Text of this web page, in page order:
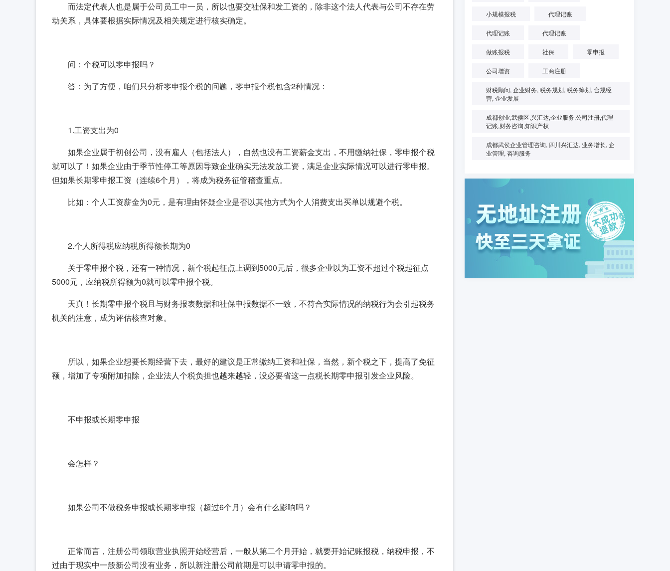
而法定代表人也是属于公司员工中一员，所以也要交社保和发工资的，除非这个法人代表与公司不存在劳
动关系，具体要根据实际情况及相关规定进行核实确定。
问：个税可以零申报吗？
答：为了方便，咱们只分析零申报个税的问题，零申报个税包含2种情况：
1.工资支出为0
如果企业属于初创公司，没有雇人（包括法人），自然也没有工资薪金支出，不用缴纳社保，零申报个税
就可以了！如果企业由于季节性停工等原因导致企业确实无法发放工资，满足企业实际情况可以进行零申报。
但如果长期零申报工资（连续6个月），将成为税务征管稽查重点。
比如：个人工资薪金为0元，是有理由怀疑企业是否以其他方式为个人消费支出买单以规避个税。
2.个人所得税应纳税所得额长期为0
关于零申报个税，还有一种情况，新个税起征点上调到5000元后，很多企业以为工资不超过个税起征点
5000元，应纳税所得额为0就可以零申报个税。
天真！长期零申报个税且与财务报表数据和社保申报数据不一致，不符合实际情况的纳税行为会引起税务
机关的注意，成为评估核查对象。
所以，如果企业想要长期经营下去，最好的建议是正常缴纳工资和社保，当然，新个税之下，提高了免征
额，增加了专项附加扣除，企业法人个税负担也越来越轻，没必要省这一点税长期零申报引发企业风险。
不申报或长期零申报
会怎样？
如果公司不做税务申报或长期零申报（超过6个月）会有什么影响吗？
正常而言，注册公司领取营业执照开始经营后，一般从第二个月开始，就要开始记账报税，纳税申报，不
过由于现实中一般新公司没有业务，所以新注册公司前期是可以申请零申报的。
小规模报税 代理记账
代理记账 代理记账
做账报税 社保 零申报
公司增资 工商注册
财税顾问, 企业财务, 税务规划, 税务筹划, 合规经
营, 企业发展
成都创业,武侯区,兴汇达,企业服务,公司注册,代理
记账,财务咨询,知识产权
成都武侯企业管理咨询, 四川兴汇达, 业务增长, 企
业管理, 咨询服务